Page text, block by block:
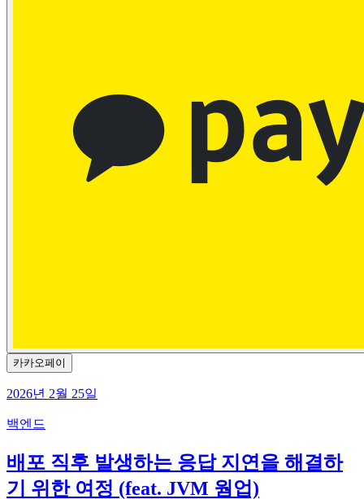
카카오페이
2026년 2월 25일
백엔드
배포 직후 발생하는 응답 지연을 해결하
기 위한 여정 (feat. JVM 웜업)